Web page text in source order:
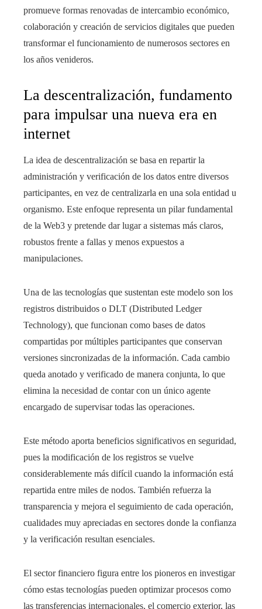
promueve formas renovadas de intercambio económico,
colaboración y creación de servicios digitales que pueden
transformar el funcionamiento de numerosos sectores en
los años venideros.
La descentralización, fundamento
para impulsar una nueva era en
internet
La idea de descentralización se basa en repartir la
administración y verificación de los datos entre diversos
participantes, en vez de centralizarla en una sola entidad u
organismo. Este enfoque representa un pilar fundamental
de la Web3 y pretende dar lugar a sistemas más claros,
robustos frente a fallas y menos expuestos a
manipulaciones.
Una de las tecnologías que sustentan este modelo son los
registros distribuidos o DLT (Distributed Ledger
Technology), que funcionan como bases de datos
compartidas por múltiples participantes que conservan
versiones sincronizadas de la información. Cada cambio
queda anotado y verificado de manera conjunta, lo que
elimina la necesidad de contar con un único agente
encargado de supervisar todas las operaciones.
Este método aporta beneficios significativos en seguridad,
pues la modificación de los registros se vuelve
considerablemente más difícil cuando la información está
repartida entre miles de nodos. También refuerza la
transparencia y mejora el seguimiento de cada operación,
cualidades muy apreciadas en sectores donde la confianza
y la verificación resultan esenciales.
El sector financiero figura entre los pioneros en investigar
cómo estas tecnologías pueden optimizar procesos como
las transferencias internacionales, el comercio exterior, las